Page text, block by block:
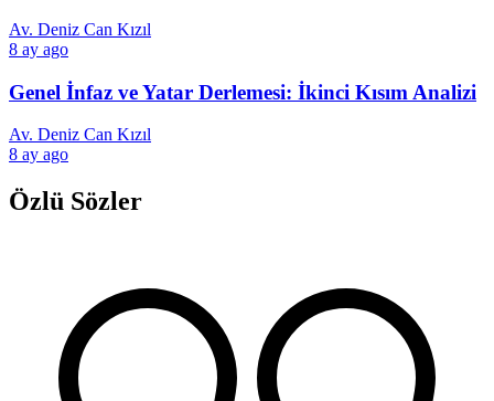
Av. Deniz Can Kızıl
8 ay ago
Genel İnfaz ve Yatar Derlemesi: İkinci Kısım Analizi
Av. Deniz Can Kızıl
8 ay ago
Özlü Sözler